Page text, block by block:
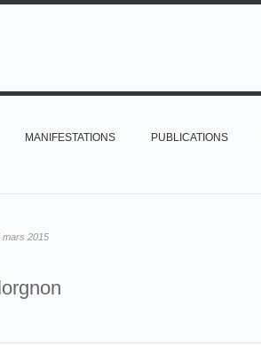
MANIFESTATIONS PUBLICATIONS
mars 2015